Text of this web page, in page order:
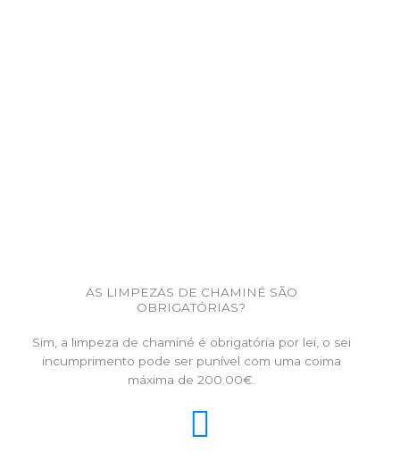
AS LIMPEZAS DE CHAMINÉ SÃO
OBRIGATÓRIAS?
Sim, a limpeza de chaminé é obrigatória por lei, o sei
incumprimento pode ser punível com uma coima
máxima de 200.00€.